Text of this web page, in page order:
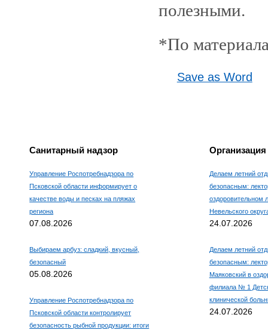
полезными.
*По
Save as Word
Санитарный надзор
Управление Роспотребнадзора по
Псковской области информирует о
качестве воды и песках на пляжах
региона
07.08.2026
Выбираем арбуз: сладкий, вкусный,
безопасный
05.08.2026
Управление Роспотребнадзора по
Псковской области контролирует
безопасность рыбной продукции: итоги
Делаем летний
безопасным:
оздоровительном
Невельского
24.07.2026
Делаем летний
безопасным:
Маяковский в
филиала № 1
клинической
24.07.2026